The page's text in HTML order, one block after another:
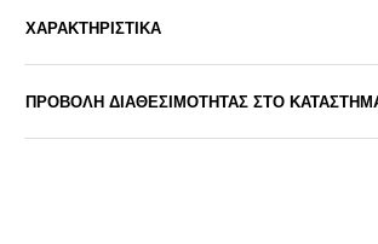
ΧΑΡΑΚΤΗΡΙΣΤΙΚΑ
ΠΡΟΒΟΛΗ ΔΙΑΘΕΣΙΜΟΤΗΤΑΣ ΣΤΟ